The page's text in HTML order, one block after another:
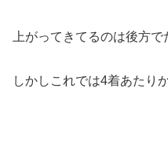
上がってきてるのは後方で
しかしこれでは4着あたりか